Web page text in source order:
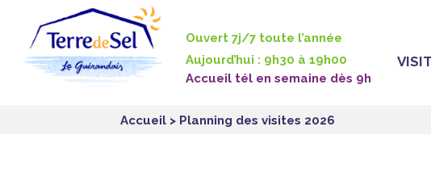
Ouvert 7j/7 toute l’année
Aujourd’hui : 9h30 à 19h00
Accueil tél en semaine dès 9h
Accueil > Planning des visites 2026
Panneau de gestion des cookies